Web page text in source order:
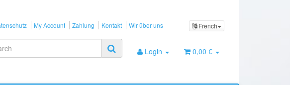
French
My Account Zahlung Kontakt Wir über uns
Login 0,00 €